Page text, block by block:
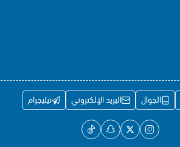
الجوال البريد الإلكتروني تيليجرام